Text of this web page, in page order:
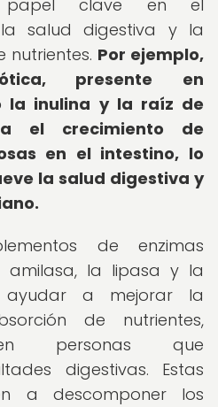
papel clave en el
salud digestiva y la
Por ejemplo,
presente en
la inulina y la raíz de
el crecimiento de
en el intestino, lo
la salud digestiva y
de enzimas
amilasa, la lipasa y la
ayudar a mejorar la
de nutrientes,
en personas que
digestivas. Estas
a descomponer los